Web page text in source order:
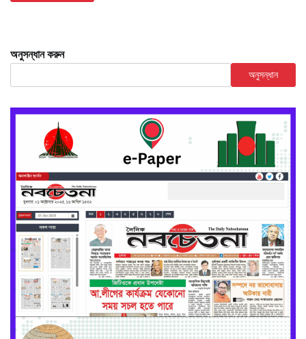
অনুসন্ধান করুন
অনুসন্ধান